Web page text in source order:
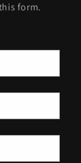
form.